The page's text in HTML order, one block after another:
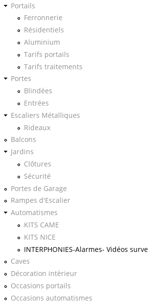
Portails
Ferronnerie
Résidentiels
Aluminium
Tarifs portails
Tarifs traitements
Portes
Blindées
Entrées
Escaliers Métalliques
Rideaux
Balcons
Jardins
Clôtures
Sécurité
Portes de Garage
Rampes d'Escalier
Automatismes
KITS CAME
KITS NICE
INTERPHONIES-Alarmes- Vidéos
Caves
Décoration intèrieur
Occasions portails
Occasions automatismes